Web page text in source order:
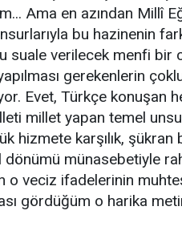
Ama en azından Millî
bu hazinenin
suale verilecek menfi bir
gerekenlerin
Evet, Türkçe konuşan
millet yapan temel
hizmete karşılık, şükran
dönümü münasebetiyle
o veciz ifadelerinin
gördüğüm o harika